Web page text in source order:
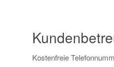
Kostenfreie